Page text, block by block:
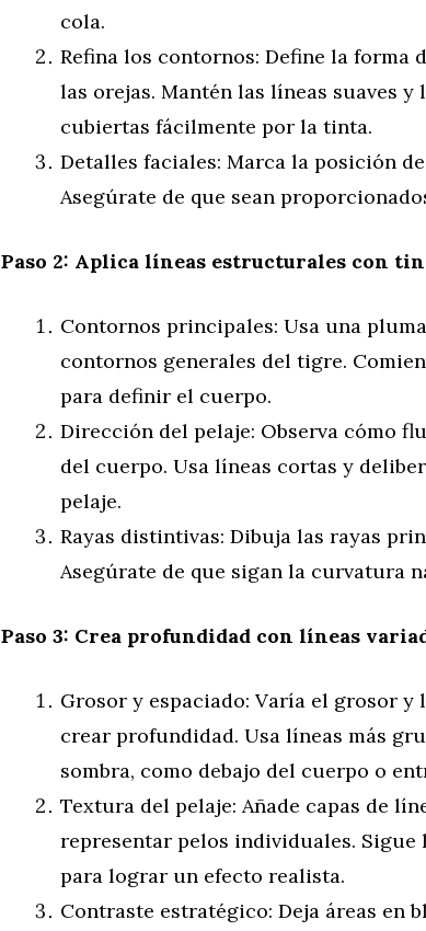
cola.
Refina los contornos: Define la forma
las orejas. Mantén las líneas suaves
cubiertas fácilmente por la tinta.
Detalles faciales: Marca la posición
Asegúrate de que sean
Paso 2: Aplica líneas estructurales con
Contornos principales: Usa una
contornos generales del tigre.
para definir el cuerpo.
Dirección del pelaje: Observa cómo
del cuerpo. Usa líneas cortas y
pelaje.
Rayas distintivas: Dibuja las rayas
Asegúrate de que sigan la curvatura
Paso 3: Crea profundidad con líneas
Grosor y espaciado: Varía el grosor y
crear profundidad. Usa líneas más
sombra, como debajo del cuerpo o
Textura del pelaje: Añade capas de
representar pelos individuales.
para lograr un efecto realista.
Contraste estratégico: Deja áreas en